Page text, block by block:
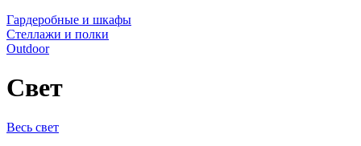
Гардеробные и шкафы
Стеллажи и полки
Outdoor
Свет
Весь свет